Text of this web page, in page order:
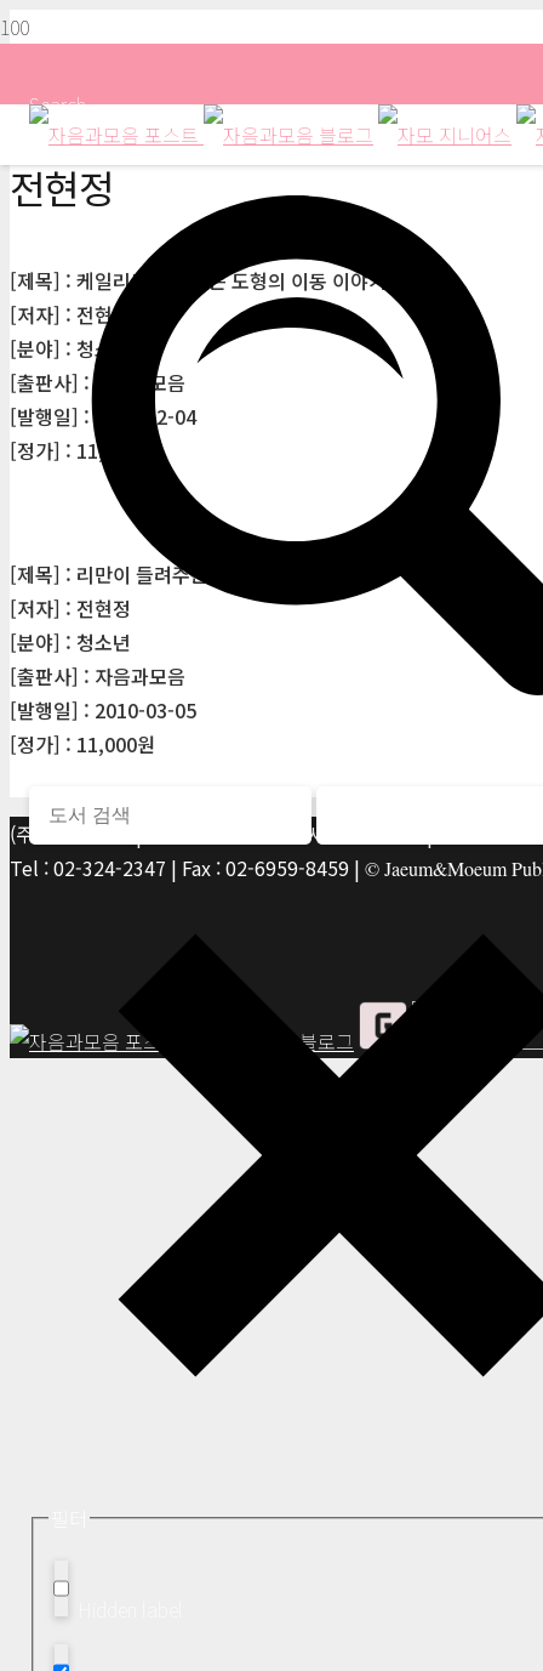
Search
전현정
[제목] : 케일리가 들려주는 도형의 이동 이야기
[저자] : 전현정
[분야] : 청소년
[출판사] : 자음과모음
[발행일] : 2009-12-04
[정가] : 11,000원
[제목] : 리만이 들려주는 적분 2 이야기
[저자] : 전현정
[분야] : 청소년
[출판사] : 자음과모음
[발행일] : 2010-03-05
[정가] : 11,000원
(주)자음과모음 | 10881 경기 파주시 서패동 469-1 | 사업자등
Tel : 02-324-2347 | Fax : 02-6959-8459 | © Jaeum&Moeum